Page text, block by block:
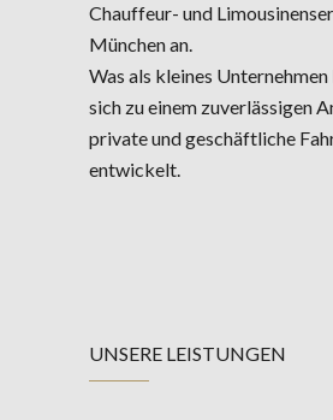
Chauffeur- und
München an.
Was als kleines Unternehmen
sich zu einem zuverlässigen
private und geschäftliche
entwickelt.
UNSERE LEISTUNGEN